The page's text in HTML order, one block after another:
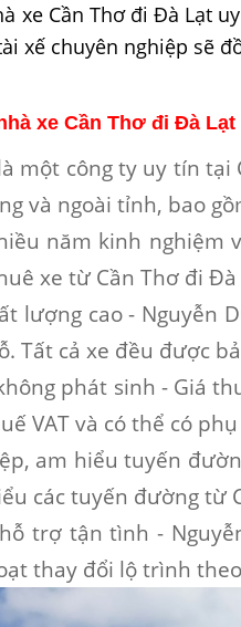
xe Cần Thơ đi Đà Lạt
xế chuyên nghiệp sẽ
xe Cần Thơ đi Đà
một công ty uy tín tại
và ngoài tỉnh, bao
năm kinh nghiệm
xe từ Cần Thơ đi
lượng cao - Nguyễn
Tất cả xe đều được
phát sinh -Giá
VAT và có thể có
am hiểu tuyến
các tuyến đường từ
trợ tận tình -
thay đổi lộ trình